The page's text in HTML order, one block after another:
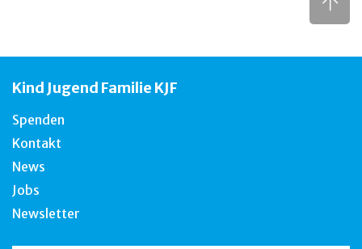
Kind Jugend Familie KJF
Spenden
Kontakt
News
Jobs
Newsletter